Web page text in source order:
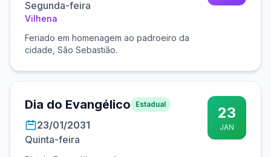
Segunda-feira
Vilhena
Feriado em homenagem ao padroeiro da
cidade, São Sebastião.
Dia do Evangélico Estadual
23/01/2031
Quinta-feira
23
JAN